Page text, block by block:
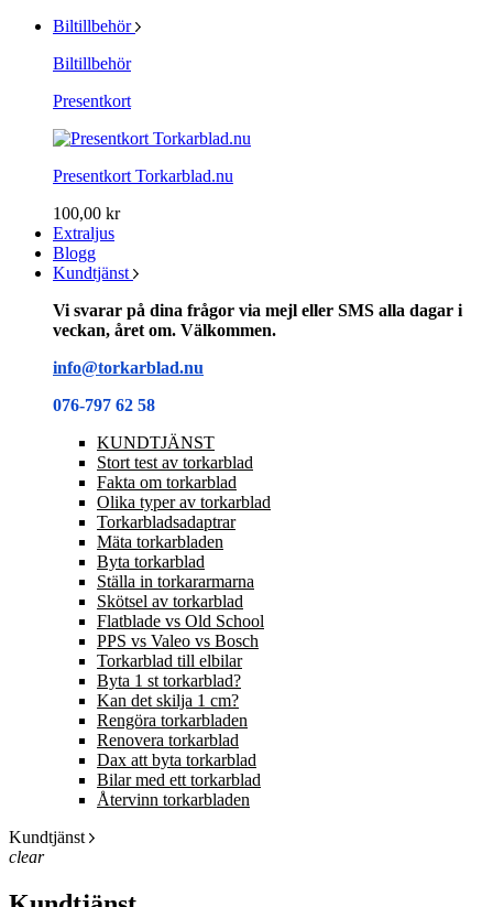
Biltillbehör
Biltillbehör
Presentkort
Presentkort Torkarblad.nu
100,00 kr
Extraljus
Blogg
Kundtjänst
Vi svarar på dina frågor via mejl eller SMS alla dagar i
veckan, året om. Välkommen.
info@torkarblad.nu
076-797 62 58
KUNDTJÄNST
Stort test av torkarblad
Fakta om torkarblad
Olika typer av torkarblad
Torkarbladsadaptrar
Mäta torkarbladen
Byta torkarblad
Ställa in torkararmarna
Skötsel av torkarblad
Flatblade vs Old School
PPS vs Valeo vs Bosch
Torkarblad till elbilar
Byta 1 st torkarblad?
Kan det skilja 1 cm?
Rengöra torkarbladen
Renovera torkarblad
Dax att byta torkarblad
Bilar med ett torkarblad
Återvinn torkarbladen
Kundtjänst
clear